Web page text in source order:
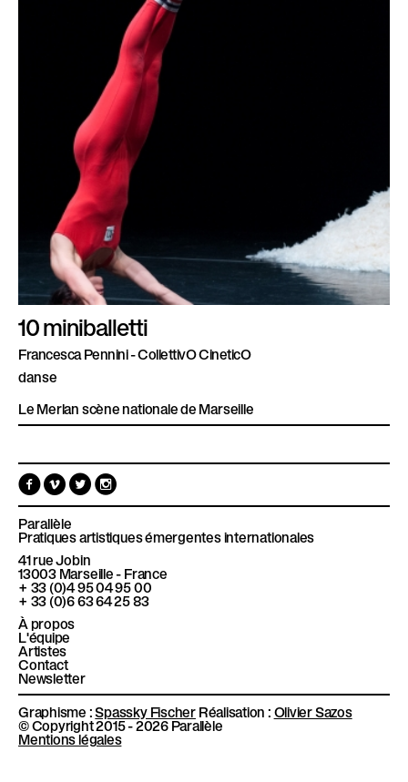
10 miniballetti
Francesca Pennini - CollettivO CineticO
danse
Le Merlan scène nationale de Marseille
F
a
c
e
b
o
o
k
V
i
m
e
o
T
w
i
t
e
s
a
g
a
m
Parallèle
Pratiques artistiques émergentes internationales
41 rue Jobin
13003 Marseille - France
+ 33 (0)4 95 04 95 00
+ 33 (0)6 63 64 25 83
À propos
L'équipe
Artistes
Contact
Newsletter
Graphisme :Spassky FischerRéalisation : Olivier Sazos
© Copyright 2015 - 2026 Parallèle
Mentions légales